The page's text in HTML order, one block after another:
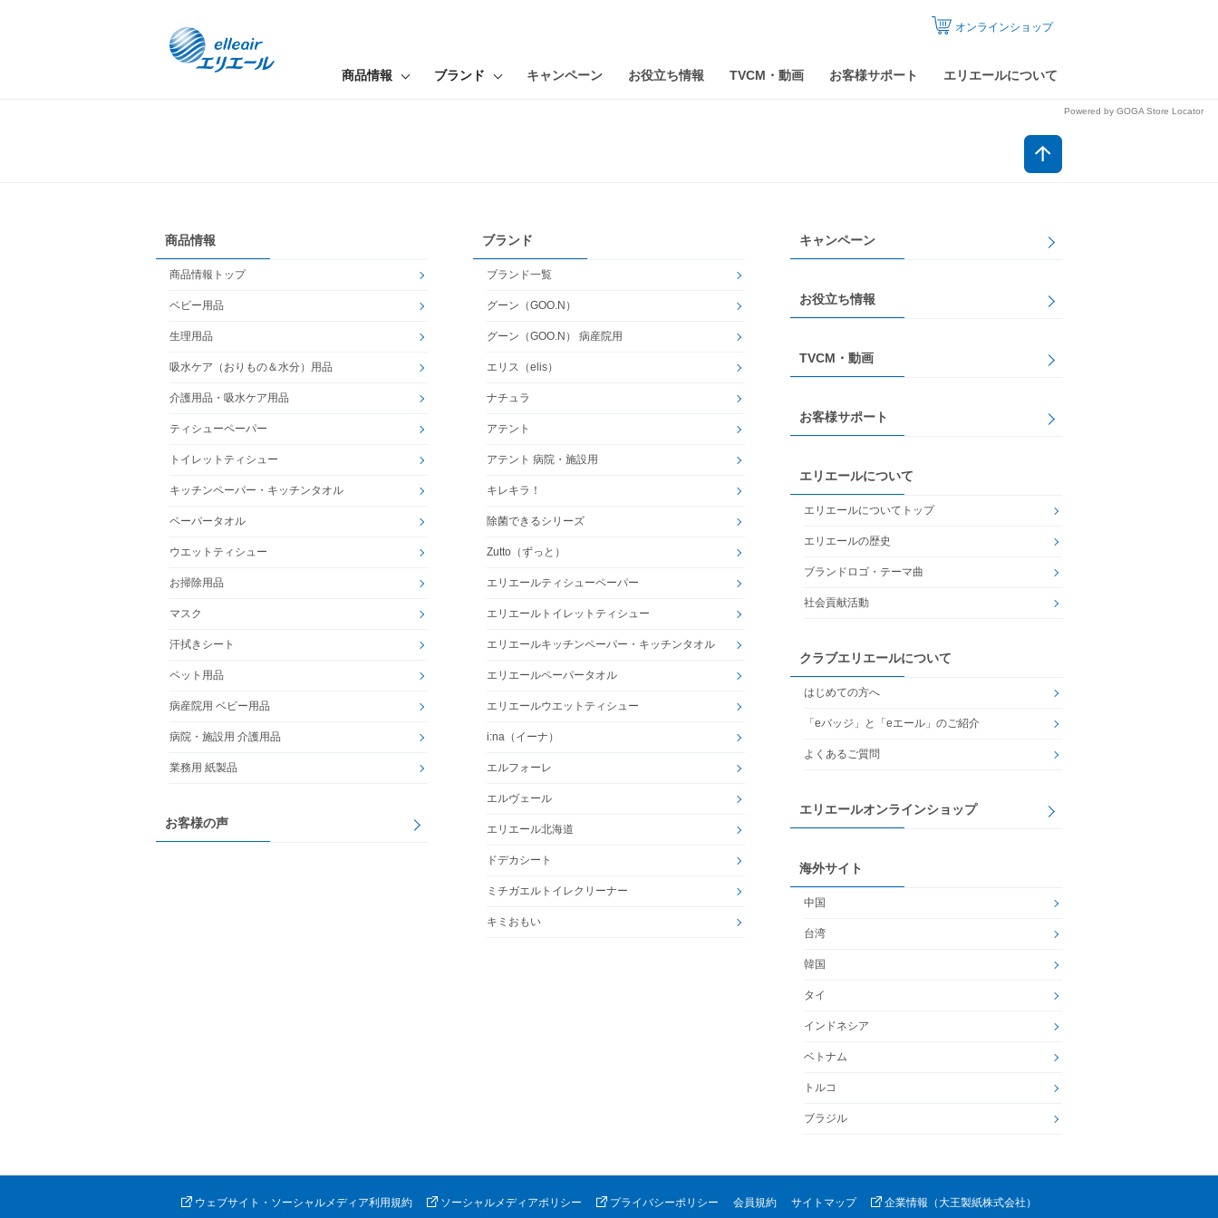
商品情報 ブランド キャンペーン お役立ち情報 TVCM・動画 お客様サポート エリエールについて
オンラインショップ
Powered by GOGA Store Locator
商品情報
商品情報トップ
ベビー用品
生理用品
吸水ケア（おりもの＆水分）用品
介護用品・吸水ケア用品
ティシューペーパー
トイレットティシュー
キッチンペーパー・キッチンタオル
ペーパータオル
ウエットティシュー
お掃除用品
マスク
汗拭きシート
ペット用品
病産院用 ベビー用品
病院・施設用 介護用品
業務用 紙製品
お客様の声
ブランド
ブランド一覧
グーン（GOO.N）
グーン（GOO.N） 病産院用
エリス（elis）
ナチュラ
アテント
アテント 病院・施設用
キレキラ！
除菌できるシリーズ
Zutto（ずっと）
エリエールティシューペーパー
エリエールトイレットティシュー
エリエールキッチンペーパー・キッチンタオル
エリエールペーパータオル
エリエールウエットティシュー
i:na（イーナ）
エルフォーレ
エルヴェール
エリエール北海道
ドデカシート
ミチガエルトイレクリーナー
キミおもい
キャンペーン
お役立ち情報
TVCM・動画
お客様サポート
エリエールについて
エリエールについてトップ
エリエールの歴史
ブランドロゴ・テーマ曲
社会貢献活動
クラブエリエールについて
はじめての方へ
「eバッジ」と「eエール」のご紹介
よくあるご質問
エリエールオンラインショップ
海外サイト
中国
台湾
韓国
タイ
インドネシア
ベトナム
トルコ
ブラジル
ウェブサイト・ソーシャルメディア利用規約 ソーシャルメディアポリシー プライバシーポリシー 会員規約 サイトマップ 企業情報（大王製紙株式会社）